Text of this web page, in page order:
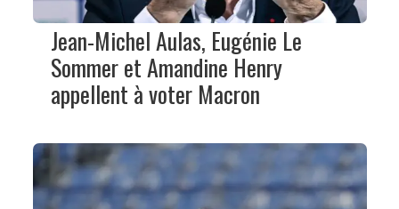
Jean-Michel Aulas, Eugénie Le
Sommer et Amandine Henry
appellent à voter Macron